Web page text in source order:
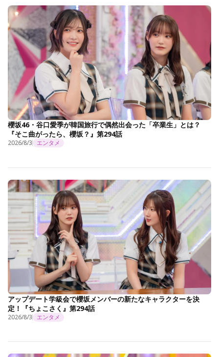
櫻坂46・谷口愛季が韓国旅行で偶然出会った「卒業生」とは？
『そこ曲がったら、櫻坂？』第294話
2026/8/3 エンタメ
アップデート学級会で櫻坂メンバーの新たなキャラクターを決
定！『ちょこさく』第294話
2026/8/3 エンタメ